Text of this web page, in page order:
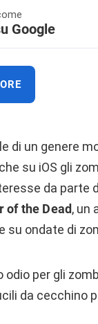
Google
di un genere
su iOS gli
da parte
of the Dead, un
su ondate di
per gli
da cecchino